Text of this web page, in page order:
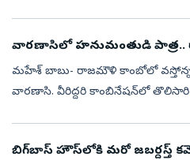
వారణాసిలో హనుమంతుడి పాత్ర..
మహేశ్ బాబు- రాజమౌళి కాంబోలో
వారణాసి. వీరిద్దరి కాంబినేషన్‌లో
బిగ్‌బాస్‌ హౌస్‌లోకి మరో జబర్దస్త్‌